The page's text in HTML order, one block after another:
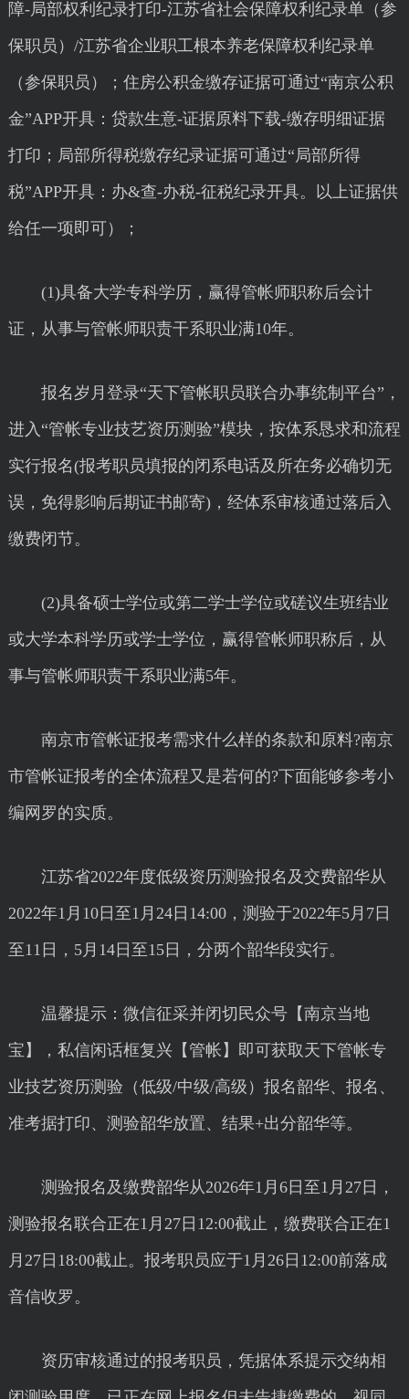
障-局部权利纪录打印-江苏省社会保障权利纪录单（参
保职员）/江苏省企业职工根本养老保障权利纪录单
（参保职员）；住房公积金缴存证据可通过“南京公积
金”APP开具：贷款生意-证据原料下载-缴存明细证据
打印；局部所得税缴存纪录证据可通过“局部所得
税”APP开具：办&查-办税-征税纪录开具。以上证据供
给任一项即可）；
(1)具备大学专科学历，赢得管帐师职称后会计
证，从事与管帐师职责干系职业满10年。
报名岁月登录“天下管帐职员联合办事统制平台”，
进入“管帐专业技艺资历测验”模块，按体系恳求和流程
实行报名(报考职员填报的闭系电话及所在务必确切无
误，免得影响后期证书邮寄)，经体系审核通过落后入
缴费闭节。
(2)具备硕士学位或第二学士学位或磋议生班结业
或大学本科学历或学士学位，赢得管帐师职称后，从
事与管帐师职责干系职业满5年。
南京市管帐证报考需求什么样的条款和原料?南京
市管帐证报考的全体流程又是若何的?下面能够参考小
编网罗的实质。
江苏省2022年度低级资历测验报名及交费韶华从
2022年1月10日至1月24日14:00，测验于2022年5月7日
至11日，5月14日至15日，分两个韶华段实行。
温馨提示：微信征采并闭切民众号【南京当地
宝】，私信闲话框复兴【管帐】即可获取天下管帐专
业技艺资历测验（低级/中级/高级）报名韶华、报名、
准考据打印、测验韶华放置、结果+出分韶华等。
测验报名及缴费韶华从2026年1月6日至1月27日，
测验报名联合正在1月27日12:00截止，缴费联合正在1
月27日18:00截止。报考职员应于1月26日12:00前落成
音信收罗。
资历审核通过的报考职员，凭据体系提示交纳相